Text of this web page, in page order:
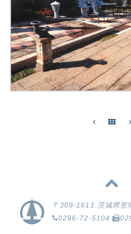
〒309-1611 茨城県笠
0296-72-5104